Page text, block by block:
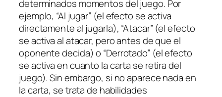
determinados momentos del juego. Por
ejemplo, “Al jugar” (el efecto se activa
directamente al jugarla), “Atacar” (el efecto
se activa al atacar, pero antes de que el
oponente decida) o “Derrotado” (el efecto
se activa en cuanto la carta se retira del
juego). Sin embargo, si no aparece nada en
la carta, se trata de habilidades